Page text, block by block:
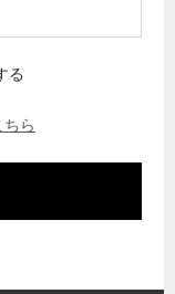
る
ら